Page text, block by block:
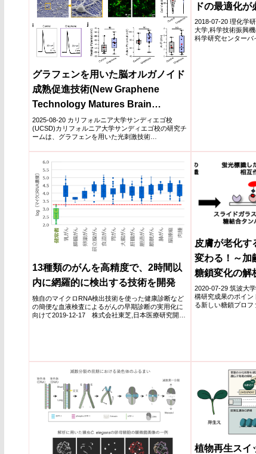
グラフェンを用いた脳オルガノイド
成熟促進技術(New Graphene
Technology Matures Brain
Organoids Faster, May Unlock
Neurodegenerative Insights)
2025-08-20 カリフォルニア大学サンディエゴ校
(UCSD)カリフォルニア大学サンディエゴ校の研究チ
ームは、グラフェンを用いた光刺激技術
ドの最適化が
2018-07-20 理化学
大学,科学技術振興
科学研究センターバ
13種類のがんを高精度で、2時間以
内に網羅的に検出する技術を開発
独自のマイクロRNA検出技術を使った健康診断など
の簡便な血液検査によるがんの早期診断の実用化に
向けて2019-12-17 株式会社東芝,日本医療研究開発
皮膚が老化す
変わる！～加
糖鎖変化の解
2020-07-29 筑波大
構研究成果のポイン
る新しい糖鎖プロフ
植物再生スイ